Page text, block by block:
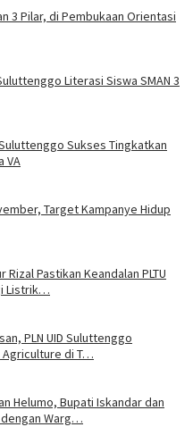
3 Pilar, di Pembukaan Orientasi
Literasi Siswa SMAN 3
Sukses Tingkatkan
VA
Target Kampanye Hidup
Pastikan Keandalan PLTU
Listrik…
PLN UID Suluttenggo
Agriculture di T…
Helumo, Bupati Iskandar dan
Warg…